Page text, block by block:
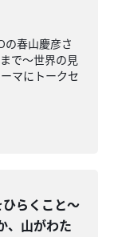
の春山慶彦さ
で～世界の見
マにトークセ
らくこと～
、山がわた